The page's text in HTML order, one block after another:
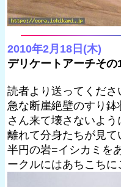
2010年2月18日(木)
デリケートアーチその
読者より送ってくださ
急な断崖絶壁のすり鉢
さん来て壊さないよう
離れて分身たちが見て
半円の岩=イシカミを
ークルにはあちこちに